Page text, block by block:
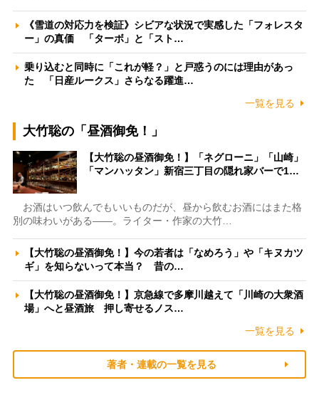
《雪道の対応力を検証》シビアな状況で実感した「フォレスタ
ー」の真価 「ターボ」と「スト…
乗り込むと同時に「これが軽？」と戸惑うのには理由があっ
た 「日産ルークス」さらなる躍進…
一覧を見る
大竹聡の「昼酒御免！」
【大竹聡の昼酒御免！】「ネグローニ」「山崎」
「マンハッタン」新宿三丁目の隠れ家バーで1…
お酒はいつ飲んでもいいものだが、昼から飲むお酒にはまた格
別の味わいがある――。ライター・作家の大竹…
【大竹聡の昼酒御免！】今の若者は「なめろう」や「キヌカツ
ギ」を知らないって本当？ 昔の…
【大竹聡の昼酒御免！】京急線で多摩川越えて「川崎の大衆酒
場」へと昼酒旅 押し寄せるノス…
一覧を見る
著者・連載の一覧を見る